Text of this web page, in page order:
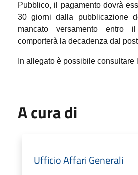
Pubblico, il pagamento dovrà
30 giorni dalla pubblicazione
mancato versamento entro
comporterà la decadenza dal
In allegato è possibile consultare
A cura di
Ufficio Affari Generali